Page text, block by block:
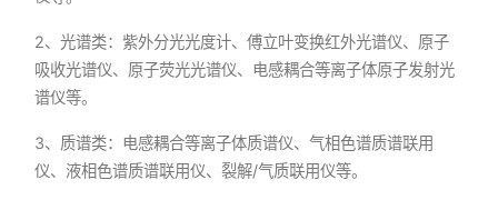
2、光谱类：紫外分光光度计、傅立叶变换红外光谱仪、原子
吸收光谱仪、原子荧光光谱仪、电感耦合等离子体原子发射光
谱仪等。
3、质谱类：电感耦合等离子体质谱仪、气相色谱质谱联用
仪、液相色谱质谱联用仪、裂解/气质联用仪等。